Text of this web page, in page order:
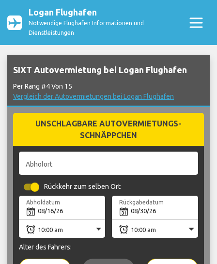
Logan Flughafen
Notwendige Flughafen Informationen und
Dienstleistungen
SIXT Autovermietung bei Logan Flughafen
Per Rang #4 Von 15
Vergleich der Autovermietungen bei Logan Flughafen
UNSCHLAGBARE AUTOVERMIETUNGS-
SCHNÄPPCHEN
Abholort
Rückkehr zum selben Ort
Abholdatum Rückgabedatum
Alter des Fahrers: